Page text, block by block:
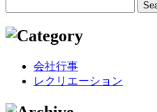
会社行事
レクリエーション